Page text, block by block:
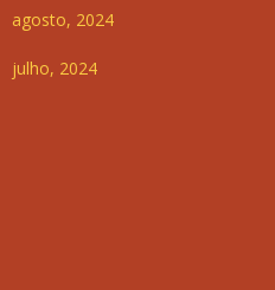
agosto, 2024
julho, 2024